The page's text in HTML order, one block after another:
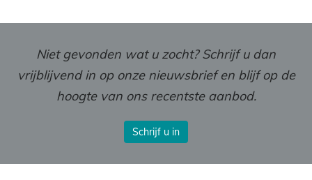
Niet gevonden wat u zocht? Schrijf u dan
vrijblijvend in op onze nieuwsbrief en blijf op de
hoogte van ons recentste aanbod.
Schrijf u in